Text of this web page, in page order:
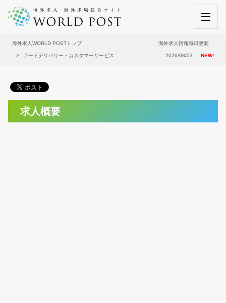
海外求人WORLD POSTトップ
フードデリバリー・カスタマーサービス
海外求人情報毎日更新
2026/08/03 NEW!
求人概要